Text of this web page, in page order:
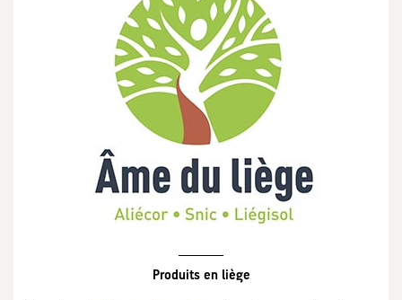
Produits en liège